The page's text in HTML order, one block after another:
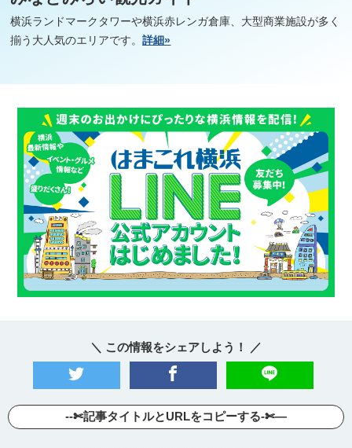
横浜ランドマークタワーや横浜赤レンガ倉庫、大型商業施設が多く
揃う大人気のエリアです。詳細»
＼ この情報をシェアしよう！ ／
--✄記事タイトルとURLをコピーする-✄—